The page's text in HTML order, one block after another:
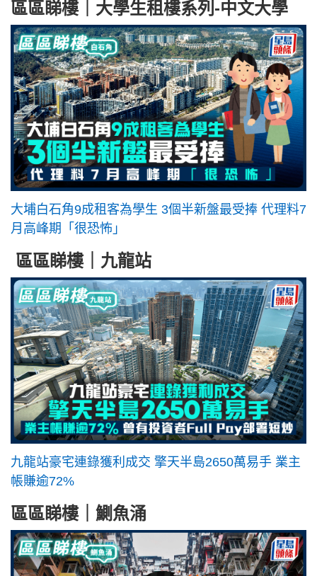
區區睇樓｜大學生租樓系列-中文大學
大埔白石角9成租客為學生 3個半新盤最受捧 代理料7
月高峰期「很恐怖」
區區睇樓｜九龍站
九龍站豪宅連錄獲利成交 擎天半島2650萬易手 業主
帳賺逾72%
區區睇樓｜鰂魚涌